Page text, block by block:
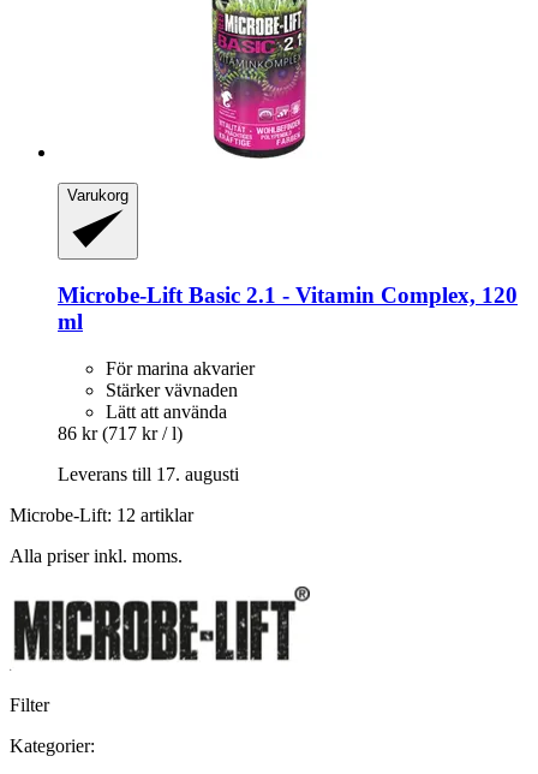
Varukorg
Microbe-Lift Basic 2.1 -​ Vitamin Complex, 120
ml
För marina akvarier
Stärker vävnaden
Lätt att använda
86 kr (717 kr / l)
Leverans till 17. augusti
Microbe-Lift: 12 artiklar
Alla priser inkl. moms.
Filter
Kategorier: